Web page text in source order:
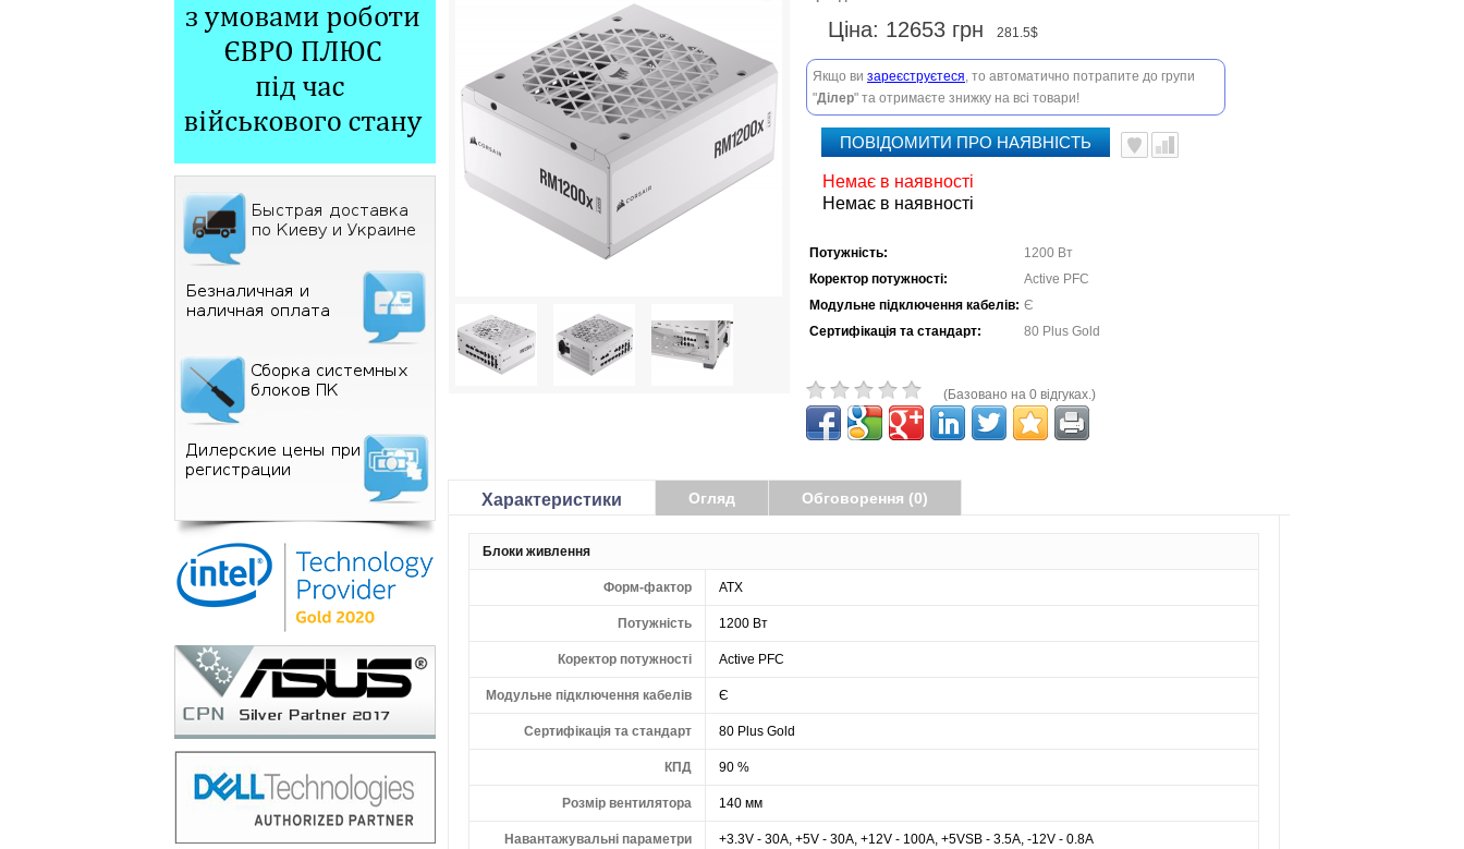
Ціна: 12653 грн 281.5$
Якщо ви зареєструєтеся, то автоматично потрапите до групи
"Ділер" та отримаєте знижку на всі товари!
ПОВІДОМИТИ ПРО НАЯВНІСТЬ
Немає в наявності
Немає в наявності
Потужність:
1200 Вт
Коректор потужності:
Active PFC
Модульне підключення кабелів: Є
Сертифікація та стандарт:
80 Plus Gold
(Базовано на 0 відгуках.)
Характеристики Огляд Обговорення (0)
Блоки живлення
Форм-фактор ATX
Потужність 1200 Вт
Коректор потужності Active PFC
Модульне підключення кабелів Є
Сертифікація та стандарт 80 Plus Gold
КПД 90 %
Розмір вентилятора 140 мм
Навантажувальні параметри +3.3V - 30A, +5V - 30A, +12V - 100A, +5VSB - 3.5A, -12V - 0.8A